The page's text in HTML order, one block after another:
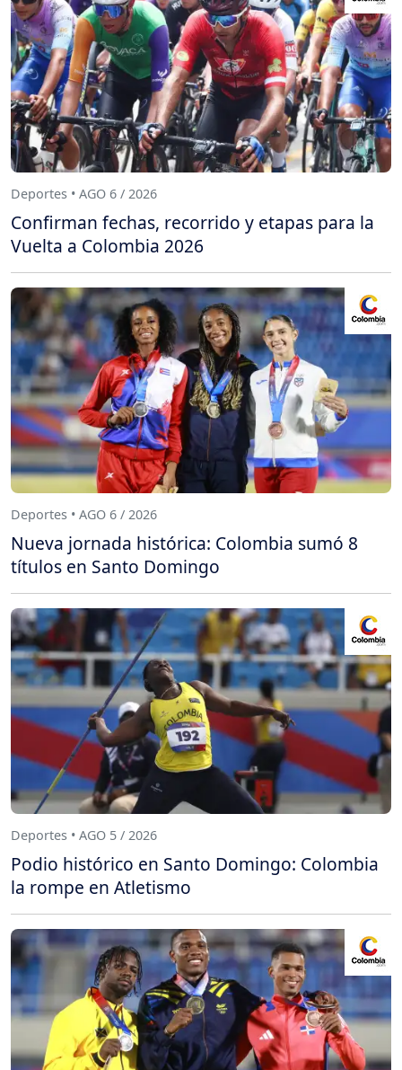
Deportes • AGO 6 / 2026
Confirman fechas, recorrido y etapas para la
Vuelta a Colombia 2026
Deportes • AGO 6 / 2026
Nueva jornada histórica: Colombia sumó 8
títulos en Santo Domingo
Deportes • AGO 5 / 2026
Podio histórico en Santo Domingo: Colombia
la rompe en Atletismo